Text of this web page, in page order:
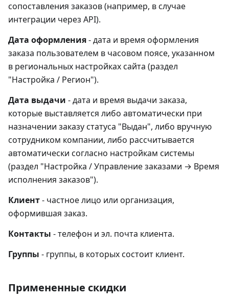
сопоставления заказов (например, в случае
интеграции через API).
Дата оформления- дата и время оформления
заказа пользователем в часовом поясе, указанном
в региональных настройках сайта (раздел
"Настройка / Регион").
Дата выдачи - дата и время выдачи заказа,
которые выставляется либо автоматически при
назначении заказу статуса "Выдан", либо вручную
сотрудником компании, либо рассчитывается
автоматически согласно настройкам системы
(раздел "Настройка / Управление заказами → Время
исполнения заказов").
Клиент- частное лицо или организация,
оформившая заказ.
Контакты - телефон и эл. почта клиента.
Группы - группы, в которых состоит клиент.
Примененные скидки